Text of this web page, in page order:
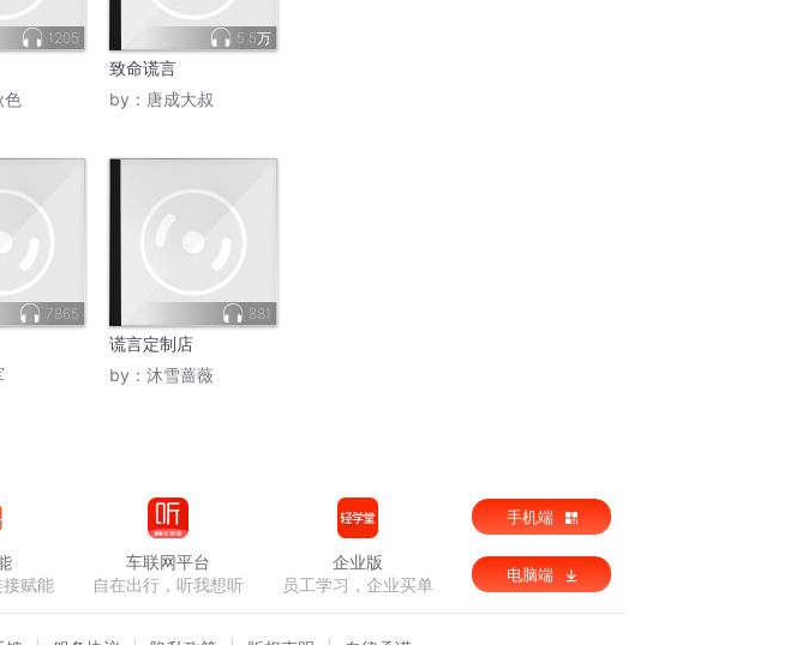
1205
色
5.5万
致命谎言
by： 唐成大叔
7865 881
谎言定制店
by： 沐雪蔷薇
赋能
车联网平台
自在出行，听我想听
企业版
员工学习，企业买单
手机端
电脑端